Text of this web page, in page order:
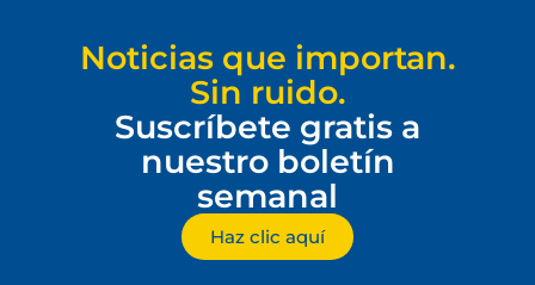
Noticias que importan.
Sin ruido.
Suscríbete gratis a
nuestro boletín
semanal
Haz clic aquí